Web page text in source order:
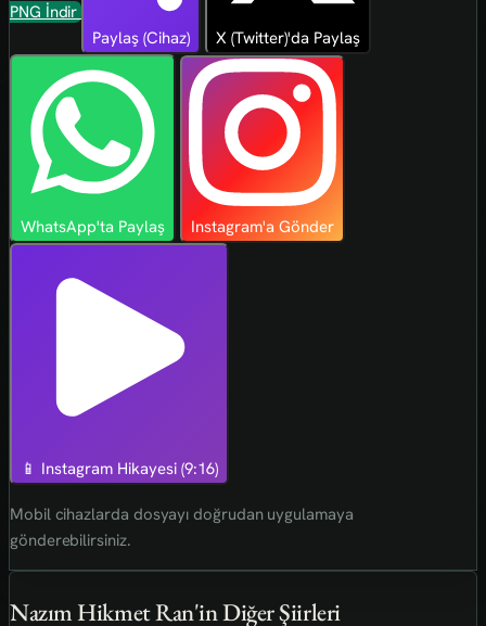
PNG İndir
Paylaş (Cihaz)
X (Twitter)'da Paylaş
WhatsApp'ta Paylaş Instagram'a Gönder
📱 Instagram Hikayesi (9:16)
Mobil cihazlarda dosyayı doğrudan uygulamaya
gönderebilirsiniz.
Nazım Hikmet Ran'in Diğer Şiirleri